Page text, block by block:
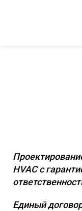
HVAC с
Единый